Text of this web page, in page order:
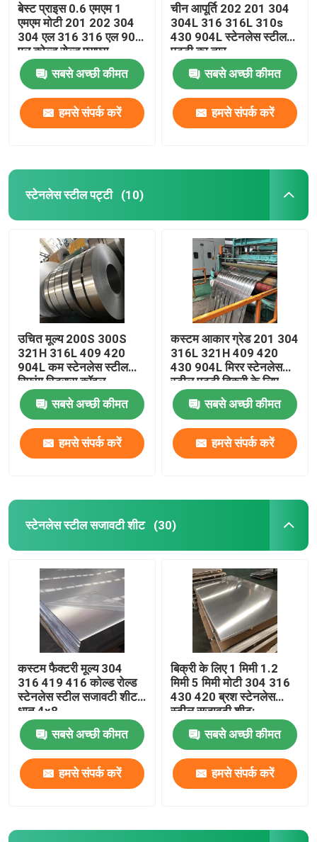
बेस्ट प्राइस 0.6 एमएम 1
एमएम मोटी 201 202 304
304 एल 316 316 एल 904
एल कोल्ड रोल्ड एसएस
स्टेनलेस स्टील कॉइल्स शीट
सबसे अच्छी कीमत
हमसे संपर्क करें
चीन आपूर्ति 202 201 304
304L 316 316L 310s
430 904L स्टेनलेस स्टील
पट्टी का तार
सबसे अच्छी कीमत
हमसे संपर्क करें
स्टेनलेस स्टील पट्टी (10)
उचित मूल्य 200S 300S
321H 316L 409 420
904L कम स्टेनलेस स्टील
स्प्रिंग स्ट्रिप्स कॉइल
सबसे अच्छी कीमत
हमसे संपर्क करें
कस्टम आकार ग्रेड 201 304
316L 321H 409 420
430 904L मिरर स्टेनलेस
स्टील पट्टी बिक्री के लिए
सबसे अच्छी कीमत
हमसे संपर्क करें
स्टेनलेस स्टील सजावटी शीट (30)
कस्टम फैक्टरी मूल्य 304
316 419 416 कोल्ड रोल्ड
स्टेनलेस स्टील सजावटी शीट
धातु 4x8
सबसे अच्छी कीमत
हमसे संपर्क करें
बिक्री के लिए 1 मिमी 1.2
मिमी 5 मिमी मोटी 304 316
430 420 ब्रश स्टेनलेस
स्टील सजावटी शीट:
सबसे अच्छी कीमत
हमसे संपर्क करें